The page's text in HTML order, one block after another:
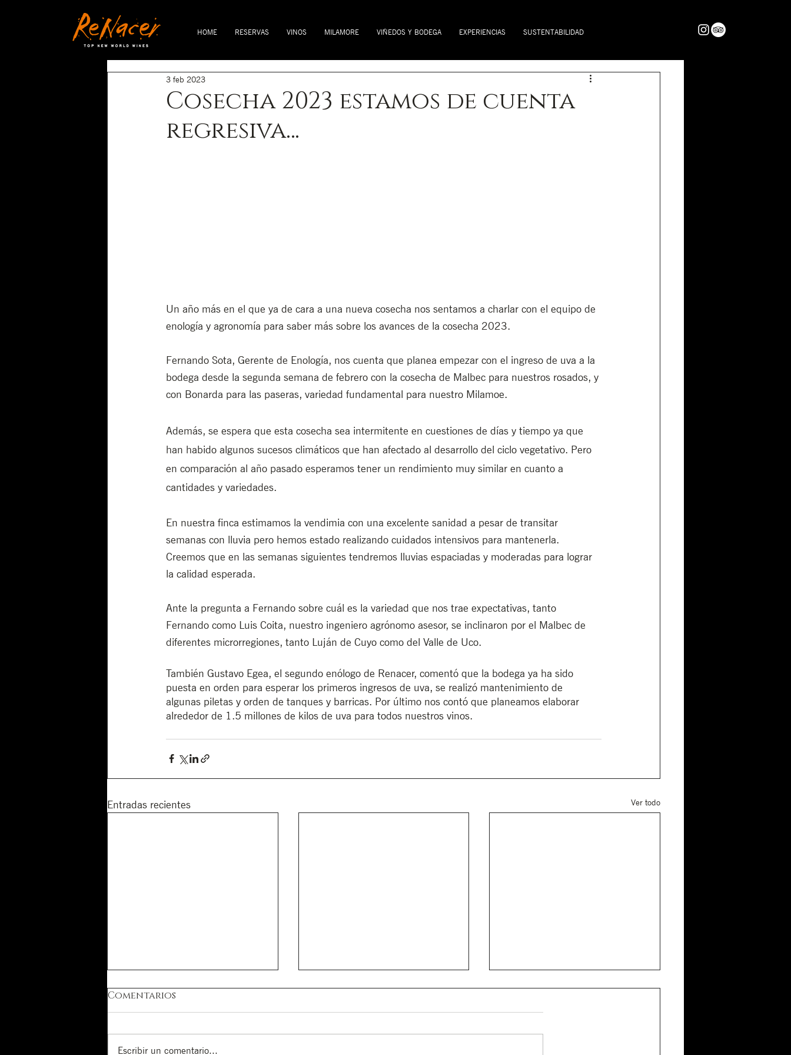
HOME RESERVAS VINOS MILAMORE VIÑEDOS Y BODEGA EXPERIENCIAS SUSTENTABILIDAD
Cosecha 2023 estamos de cuenta
regresiva…
3 feb 2023
Un año más en el que ya de cara a una nueva cosecha nos sentamos a charlar con el equipo de
enología y agronomía para saber más sobre los avances de la cosecha 2023.
Fernando Sota, Gerente de Enología, nos cuenta que planea empezar con el ingreso de uva a la
bodega desde la segunda semana de febrero con la cosecha de Malbec para nuestros rosados, y
con Bonarda para las paseras, variedad fundamental para nuestro Milamoe.
Además, se espera que esta cosecha sea intermitente en cuestiones de días y tiempo ya que
han habido algunos sucesos climáticos que han afectado al desarrollo del ciclo vegetativo. Pero
en comparación al año pasado esperamos tener un rendimiento muy similar en cuanto a
cantidades y variedades.
En nuestra finca estimamos la vendimia con una excelente sanidad a pesar de transitar
semanas con lluvia pero hemos estado realizando cuidados intensivos para mantenerla.
Creemos que en las semanas siguientes tendremos lluvias espaciadas y moderadas para lograr
la calidad esperada.
Ante la pregunta a Fernando sobre cuál es la variedad que nos trae expectativas, tanto
Fernando como Luis Coita, nuestro ingeniero agrónomo asesor, se inclinaron por el Malbec de
diferentes microrregiones, tanto Luján de Cuyo como del Valle de Uco.
También Gustavo Egea, el segundo enólogo de Renacer, comentó que la bodega ya ha sido
puesta en orden para esperar los primeros ingresos de uva, se realizó mantenimiento de
algunas piletas y orden de tanques y barricas. Por último nos contó que planeamos elaborar
alrededor de 1.5 millones de kilos de uva para todos nuestros vinos.
Entradas recientes Ver todo
Comentarios
Escribir un comentario...